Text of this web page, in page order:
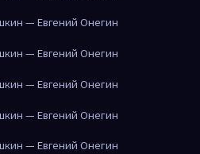
— Евгений Онегин
— Евгений Онегин
— Евгений Онегин
— Евгений Онегин
— Евгений Онегин